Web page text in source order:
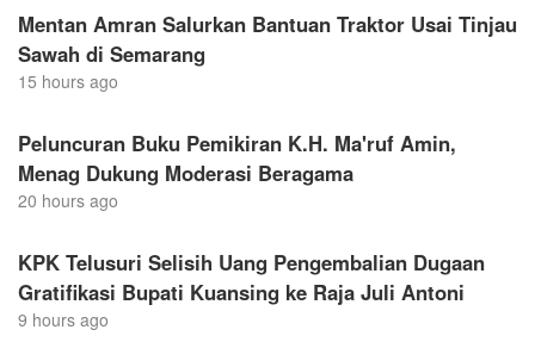
Mentan Amran Salurkan Bantuan Traktor Usai Tinjau
Sawah di Semarang
15 hours ago
Peluncuran Buku Pemikiran K.H. Ma'ruf Amin,
Menag Dukung Moderasi Beragama
20 hours ago
KPK Telusuri Selisih Uang Pengembalian Dugaan
Gratifikasi Bupati Kuansing ke Raja Juli Antoni
9 hours ago